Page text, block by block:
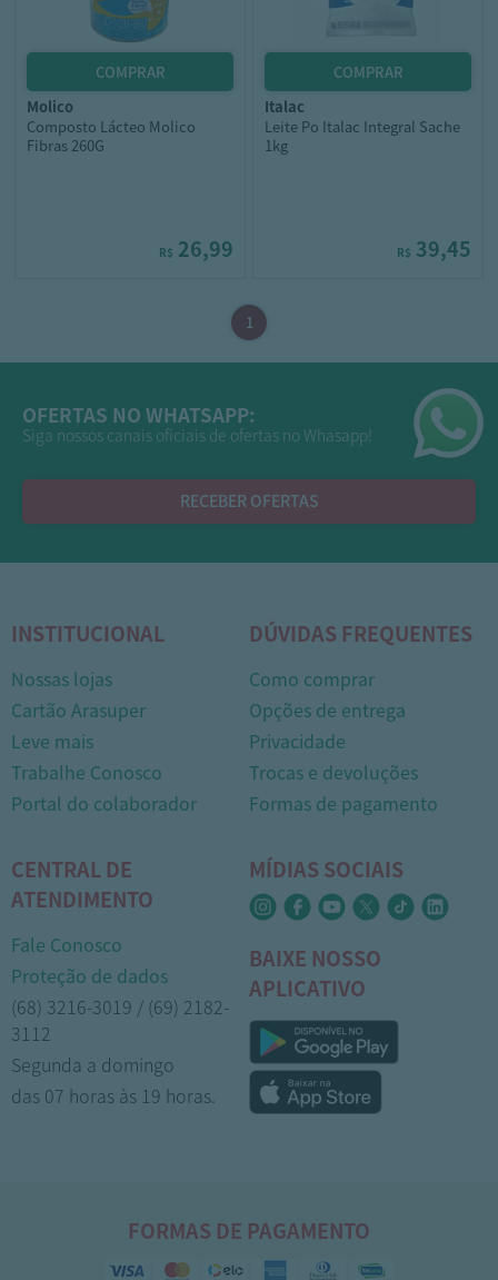
molico
Composto Lácteo Molico
Fibras 260G
R$ 26,99
italac
Leite Po Italac Integral Sache
1kg
R$ 39,45
1
OFERTAS NO WHATSAPP:
Siga nossos canais oficiais de ofertas no Whasapp!
RECEBER OFERTAS
INSTITUCIONAL
Nossas lojas
Cartão Arasuper
Leve mais
Trabalhe Conosco
Portal do colaborador
DÚVIDAS FREQUENTES
Como comprar
Opções de entrega
Privacidade
Trocas e devoluções
Formas de pagamento
CENTRAL DE
ATENDIMENTO
Fale Conosco
Proteção de dados
(68) 3216-3019 / (69) 2182-
3112
Segunda a domingo
das 07 horas às 19 horas.
MÍDIAS SOCIAIS
BAIXE NOSSO
APLICATIVO
FORMAS DE PAGAMENTO